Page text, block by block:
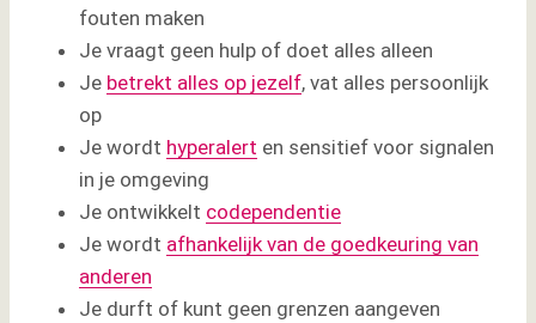
fouten maken
Je vraagt geen hulp of doet alles alleen
Je betrekt alles op jezelf, vat alles persoonlijk
op
Je wordt hyperalert en sensitief voor signalen
in je omgeving
Je ontwikkelt codependentie
Je wordt afhankelijk van de goedkeuring van
anderen
Je durft of kunt geen grenzen aangeven